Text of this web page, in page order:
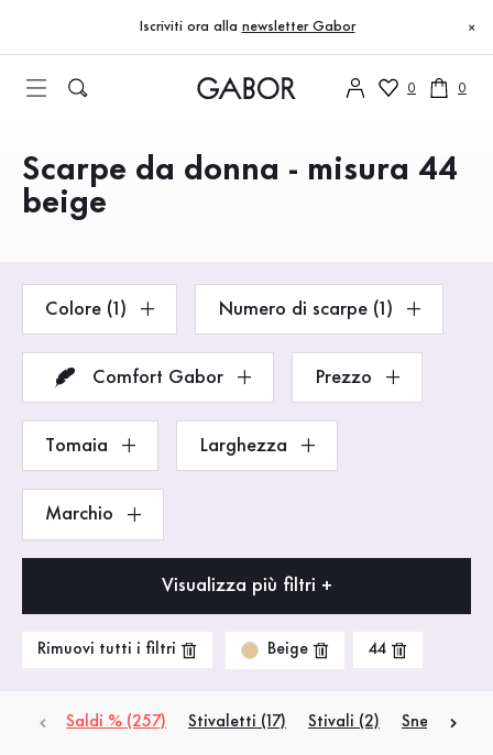
Vai al contenuto principale
Vai alla navigazione principale
Iscriviti ora alla newsletter Gabor ×
0 0
Prodotti
Scarpe da donna - misura 44
beige
Colore (1) Numero di scarpe (1)
Comfort Gabor Prezzo
Tomaia Larghezza
Marchio
Visualizza più filtri +
Rimuovi tutti i filtri Beige 44
Saldi % (257) Stivaletti (17) Stivali (2) Sneakers